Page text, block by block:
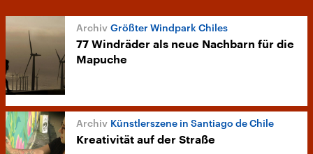
Größter Windpark Chiles
77 Windräder als neue Nachbarn für die
Mapuche
Künstlerszene in Santiago de Chile
Kreativität auf der Straße